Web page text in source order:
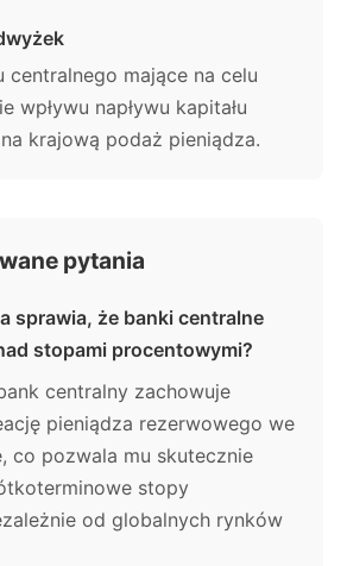
centralnego mające na celu
wpływu napływu kapitału
krajową podaż pieniądza.
pytania
sprawia, że banki centralne
stopami procentowymi?
centralny zachowuje
pieniądza rezerwowego we
co pozwala mu skutecznie
stopy
od globalnych rynków